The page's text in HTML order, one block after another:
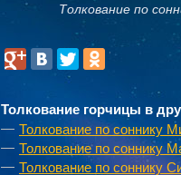
Толкование по
Толкование горчицы в
Толкование по соннику
Толкование по соннику
Толкование по соннику